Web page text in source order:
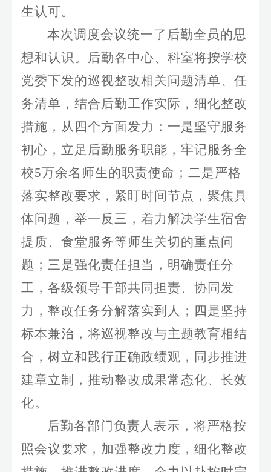
生认可。
本次调度会议统一了后勤全员的思
想和认识。后勤各中心、科室将按学校
党委下发的巡视整改相关问题清单、任
务清单，结合后勤工作实际，细化整改
措施，从四个方面发力：一是坚守服务
初心，立足后勤服务职能，牢记服务全
校5万余名师生的职责使命；二是严格
落实整改要求，紧盯时间节点，聚焦具
体问题，举一反三，着力解决学生宿舍
提质、食堂服务等师生关切的重点问
题；三是强化责任担当，明确责任分
工，各级领导干部共同担责、协同发
力，整改任务分解落实到人；四是坚持
标本兼治，将巡视整改与主题教育相结
合，树立和践行正确政绩观，同步推进
建章立制，推动整改成果常态化、长效
化。
后勤各部门负责人表示，将严格按
照会议要求，加强整改力度，细化整改